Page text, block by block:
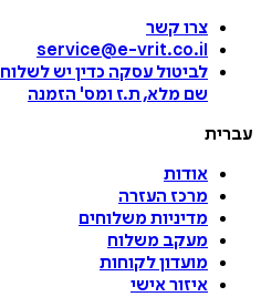
צרו קשר
service@e-vrit.co.il
לביטול עסקה כדין יש לשלוח
שם מלא, ת.ז ומס' הזמנה
עברית
אודות
מרכז העזרה
מדיניות משלוחים
מעקב משלוח
מועדון לקוחות
איזור אישי